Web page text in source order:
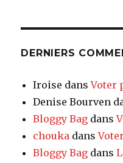
DERNIERS
Iroise dansVoter
Denise Bourven
Bloggy Bag dans
chouka dans
Bloggy Bag dans